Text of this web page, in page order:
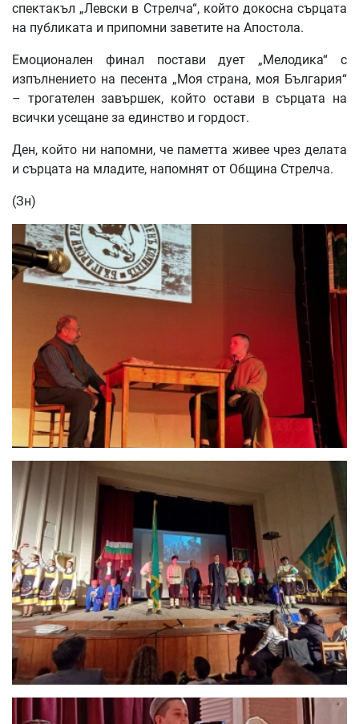
спектакъл „Левски в Стрелча“, който докосна сърцата
на публиката и припомни заветите на Апостола.
Емоционален финал постави дует „Мелодика“ с
изпълнението на песента „Моя страна, моя България“
– трогателен завършек, който остави в сърцата на
всички усещане за единство и гордост.
Ден, който ни напомни, че паметта живее чрез делата
и сърцата на младите, напомнят от Община Стрелча.
(Зн)